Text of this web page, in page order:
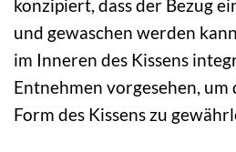
konzipiert, dass der Bezug
und gewaschen werden
im Inneren des Kissens
Entnehmen vorgesehen,
Form des Kissens zu